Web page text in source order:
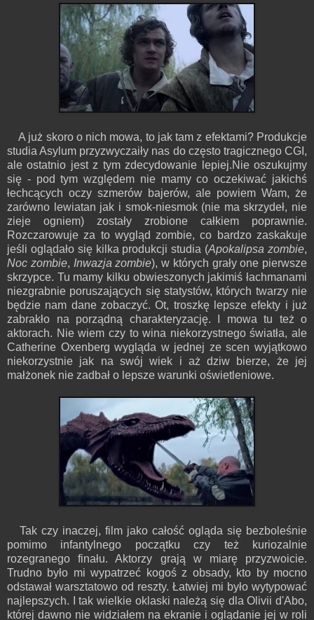
A już skoro o nich mowa, to jak tam z efektami? Produkcje
studia Asylum przyzwyczaiły nas do często tragicznego CGI,
ale ostatnio jest z tym zdecydowanie lepiej.Nie oszukujmy
się - pod tym względem nie mamy co oczekiwać jakichś
łechcących oczy szmerów bajerów, ale powiem Wam, że
zarówno lewiatan jak i smok-niesmok (nie ma skrzydeł, nie
zieje ogniem) zostały zrobione całkiem poprawnie.
Rozczarowuje za to wygląd zombie, co bardzo zaskakuje
jeśli oglądało się kilka produkcji studia (Apokalipsa zombie,
Noc zombie, Inwazja zombie), w których grały one pierwsze
skrzypce. Tu mamy kilku obwieszonych jakimiś łachmanami
niezgrabnie poruszających się statystów, których twarzy nie
będzie nam dane zobaczyć. Ot, troszkę lepsze efekty i już
zabrakło na porządną charakteryzację. I mowa tu też o
aktorach. Nie wiem czy to wina niekorzystnego światła, ale
Catherine Oxenberg wygląda w jednej ze scen wyjątkowo
niekorzystnie jak na swój wiek i aż dziw bierze, że jej
małżonek nie zadbał o lepsze warunki oświetleniowe.
Tak czy inaczej, film jako całość ogląda się bezboleśnie
pomimo infantylnego początku czy też kuriozalnie
rozegranego finału. Aktorzy grają w miarę przyzwoicie.
Trudno było mi wypatrzeć kogoś z obsady, kto by mocno
odstawał warsztatowo od reszty. Łatwiej mi było wytypować
najlepszych. I tak wielkie oklaski należą się dla Olivii d'Abo,
której dawno nie widziałem na ekranie i oglądanie jej w roli